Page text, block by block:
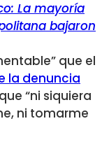
La mayoría
bajaron
que el
la denuncia
“ni siquiera
ni tomarme